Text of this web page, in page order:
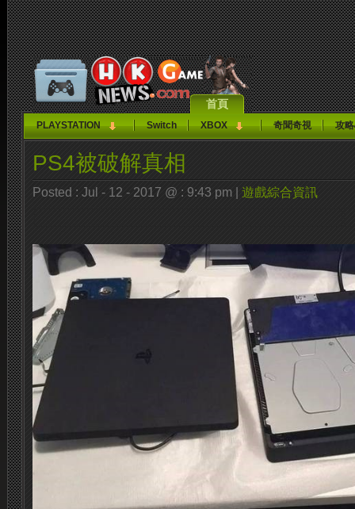
首頁
PLAYSTATION Switch XBOX 奇聞奇視 攻
PS4被破解真相
Posted : Jul - 12 - 2017 @ : 9:43 pm | 遊戲綜合資訊